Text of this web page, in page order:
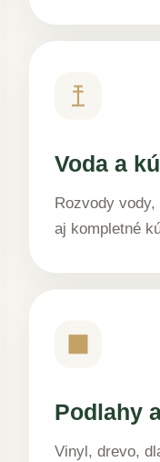
Voda a
Rozvody
aj kompletné
Podlahy
Vinyl, drevo,